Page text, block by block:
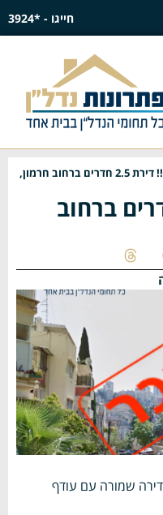
חייגו - *3924
נמכר!!! דירת 2.5 חדרים ברחוב חרמון,
דירת 2.5 חדרים ברחוב
שמורה עם עודף